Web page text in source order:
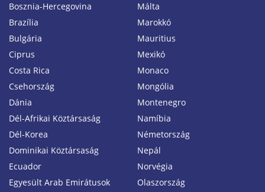
Bosznia-Hercegovina
Brazília
Bulgária
Ciprus
Costa Rica
Csehország
Dánia
Dél-Afrikai Köztársaság
Dél-Korea
Dominikai Köztársaság
Ecuador
Egyesült Arab Emirátusok
Málta
Marokkó
Mauritius
Mexikó
Monaco
Mongólia
Montenegro
Namíbia
Németország
Nepál
Norvégia
Olaszország